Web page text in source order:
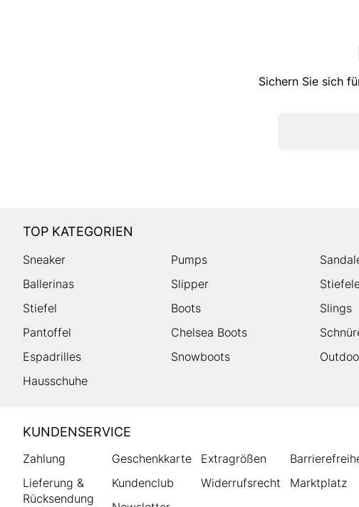
Sichern Sie sich
TOP KATEGORIEN
Sneaker Pumps
Ballerinas
Slipper
Stiefel
Boots
Slings
Pantoffel
Chelsea Boots
Espadrilles
Snowboots
Hausschuhe
HUMANIC
Footer
KUNDENSERVICE
Zahlung
Lieferung &
Rücksendung
Geschenkkarte
Kundenclub
Extragrößen
Widerrufsrecht
Marktplatz